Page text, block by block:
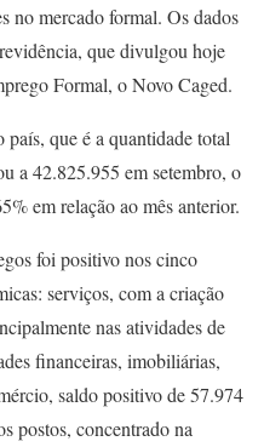
no mercado formal. Os dados
que divulgou hoje
Formal, o Novo Caged.
que é a quantidade total
a 42.825.955 em setembro, o
em relação ao mês anterior.
foi positivo nos cinco
serviços, com a criação
nas atividades de
financeiras, imobiliárias,
saldo positivo de 57.974
postos, concentrado na